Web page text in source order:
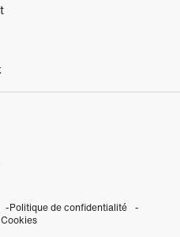
Politique de confidentialité
Cookies